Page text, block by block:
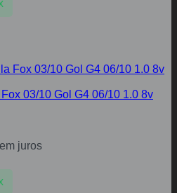
03/10 Gol G4 06/10 1.0 8v
juros